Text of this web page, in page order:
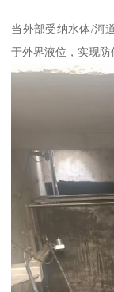
当外部受纳水体/河
于外界液位，实现防